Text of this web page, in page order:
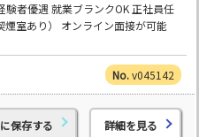
験者優遇 就業ブランクOK 正社員任
煙室あり） オンライン面接が可能
v045142
保存する 詳細を見る